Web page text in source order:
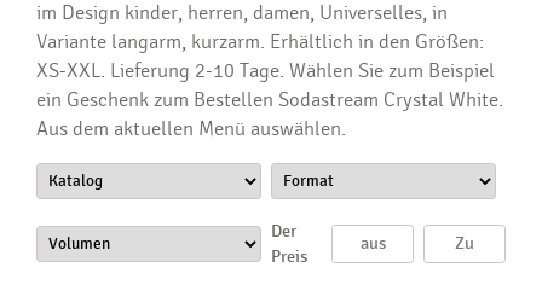
im Design kinder, herren, damen, Universelles, in
Variante langarm, kurzarm. Erhältlich in den Größen:
XS-XXL. Lieferung 2-10 Tage. Wählen Sie zum Beispiel
ein Geschenk zum Bestellen Sodastream Crystal White.
Aus dem aktuellen Menü auswählen.
Der
Preis